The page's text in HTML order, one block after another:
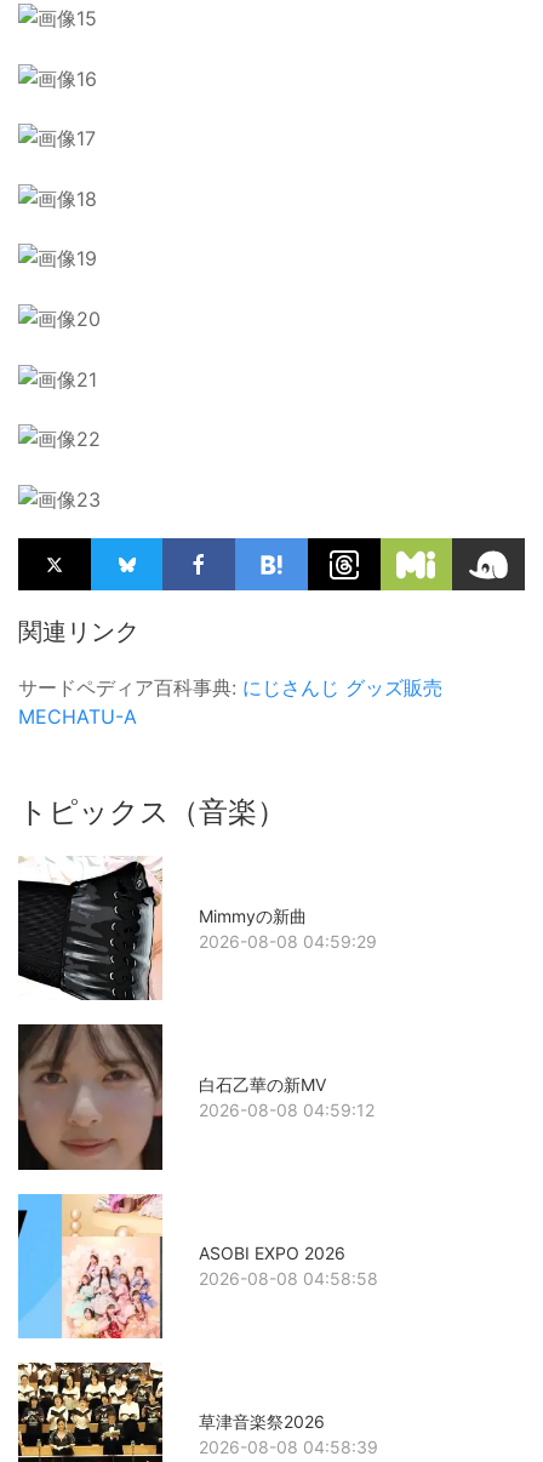
関連リンク
サードペディア百科事典: にじさんじ グッズ販売
MECHATU-A
トピックス（音楽）
Mimmyの新曲
2026-08-08 04:59:29
白石乙華の新MV
2026-08-08 04:59:12
ASOBI EXPO 2026
2026-08-08 04:58:58
草津音楽祭2026
2026-08-08 04:58:39